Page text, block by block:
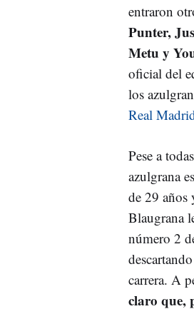
entraron
Punter,
Metu y
oficial del
los
Real
Pese a
azulgrana
de 29 años
Blaugrana
número 2
carrera. A
claro que,